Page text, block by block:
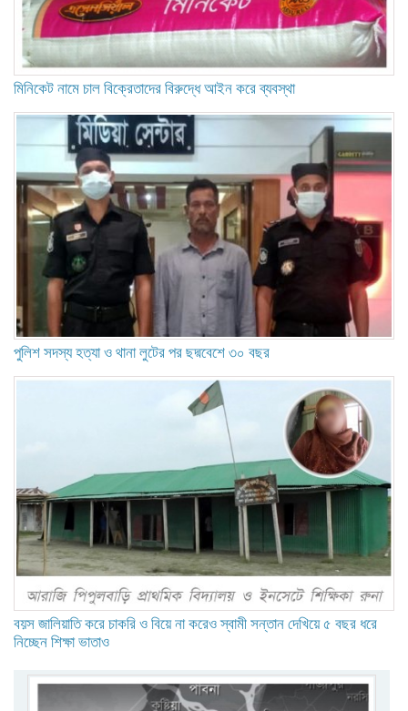
মিনিকেট নামে চাল বিক্রেতাদের বিরুদ্ধে আইন করে ব্যবস্থা
পুলিশ সদস্য হত্যা ও থানা লুটের পর ছদ্মবেশে ৩০ বছর
বয়স জালিয়াতি করে চাকরি ও বিয়ে না করেও স্বামী সন্তান দেখিয়ে ৫ বছর ধরে
নিচ্ছেন শিক্ষা ভাতাও